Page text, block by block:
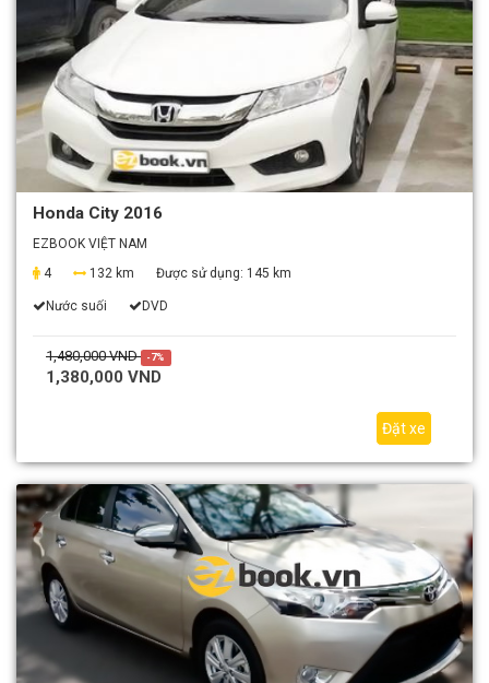
Honda City 2016
EZBOOK VIỆT NAM
4
132 km Được sử dụng: 145 km
Nước suối DVD
1,480,000 VND -7%
1,380,000 VND
Đặt xe